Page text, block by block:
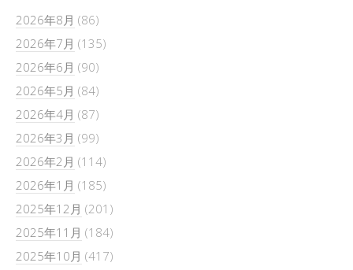
2026年8月 (86)
2026年7月 (135)
2026年6月 (90)
2026年5月 (84)
2026年4月 (87)
2026年3月 (99)
2026年2月 (114)
2026年1月 (185)
2025年12月 (201)
2025年11月 (184)
2025年10月 (417)